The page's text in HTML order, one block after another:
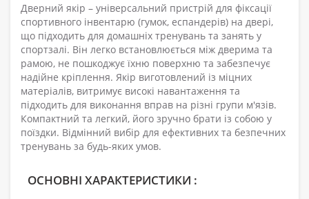
Дверний якір – універсальний пристрій для фіксації
спортивного інвентарю (гумок, еспандерів) на двері,
що підходить для домашніх тренувань та занять у
спортзалі. Він легко встановлюється між дверима та
рамою, не пошкоджує їхню поверхню та забезпечує
надійне кріплення. Якір виготовлений із міцних
матеріалів, витримує високі навантаження та
підходить для виконання вправ на різні групи м'язів.
Компактний та легкий, його зручно брати із собою у
поїздки. Відмінний вибір для ефективних та безпечних
тренувань за будь-яких умов.
ОСНОВНІ ХАРАКТЕРИСТИКИ :